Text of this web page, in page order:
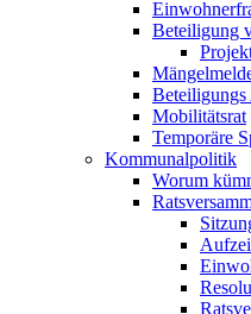
Beteiligung
Mobilitätsrat
Temporäre
Kommunalpolitik
Worum